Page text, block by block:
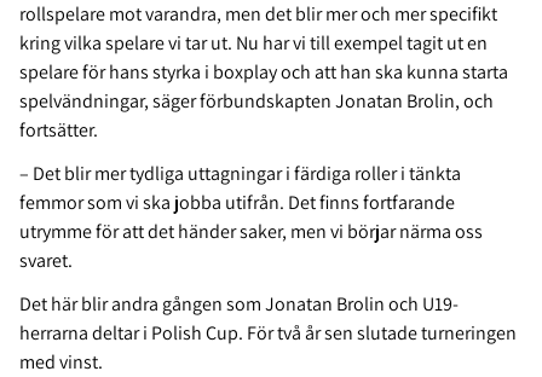
rollspelare mot varandra, men det blir mer och mer specifikt
kring vilka spelare vi tar ut. Nu har vi till exempel tagit ut en
spelare för hans styrka i boxplay och att han ska kunna starta
spelvändningar, säger förbundskapten Jonatan Brolin, och
fortsätter.
– Det blir mer tydliga uttagningar i färdiga roller i tänkta
femmor som vi ska jobba utifrån. Det finns fortfarande
utrymme för att det händer saker, men vi börjar närma oss
svaret.
Det här blir andra gången som Jonatan Brolin och U19-
herrarna deltar i Polish Cup. För två år sen slutade turneringen
med vinst.